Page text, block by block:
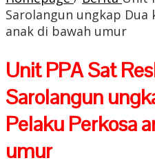
Sarolangun ungkap Dua
anak di bawah umur
Unit PPA Sat
Sarolangun
Pelaku Perkosa
umur